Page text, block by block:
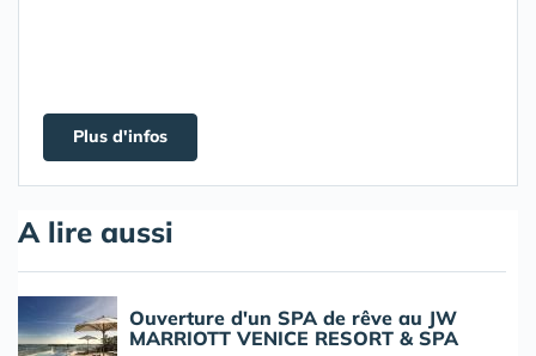
Plus d'infos
A lire aussi
Ouverture d'un SPA de rêve au JW
MARRIOTT VENICE RESORT & SPA